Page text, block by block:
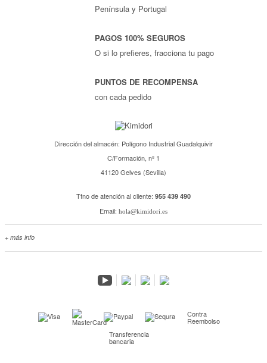
Península y Portugal
PAGOS 100% SEGUROS
O si lo prefieres, fracciona tu pago
PUNTOS DE RECOMPENSA
con cada pedido
Dirección del almacén: Polígono Industrial Guadalquivir
C/Formación, nº 1
41120 Gelves (Sevilla)
Tfno de atención al cliente: 955 439 490
Email: hola@kimidori.es
+ más info
Kimidori PRINT, nuestro servicio de impresión de fotos
Nuevo sistema de UNIÓN DE PEDIDOS
Contra
Reembolso
Transferencia
bancaria